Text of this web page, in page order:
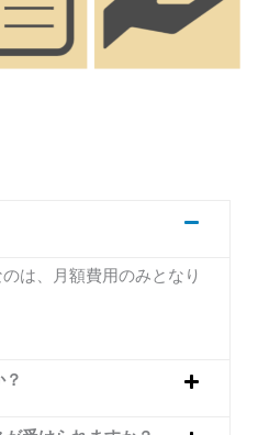
は、月額費用のみとなり